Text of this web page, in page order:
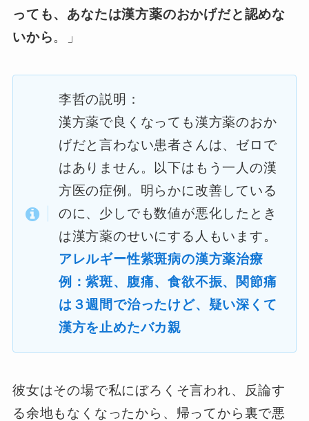
っても、あなたは漢方薬のおかげだと認めな
いから。」
李哲の説明：
漢方薬で良くなっても漢方薬のおか
げだと言わない患者さんは、ゼロで
はありません。以下はもう一人の漢
方医の症例。明らかに改善している
のに、少しでも数値が悪化したとき
は漢方薬のせいにする人もいます。
アレルギー性紫斑病の漢方薬治療
例：紫斑、腹痛、食欲不振、関節痛
は３週間で治ったけど、疑い深くて
漢方を止めたバカ親
彼女はその場で私にぼろくそ言われ、反論す
る余地もなくなったから、帰ってから裏で悪